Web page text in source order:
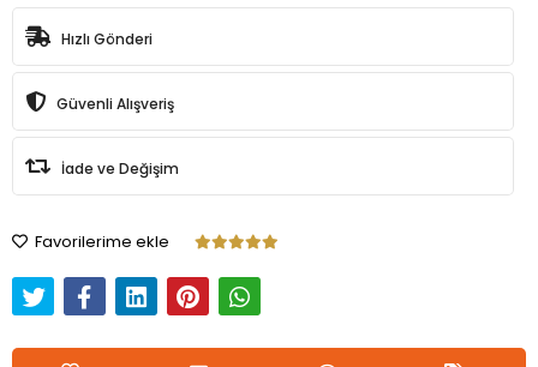
Hızlı Gönderi
Güvenli Alışveriş
İade ve Değişim
Favorilerime ekle